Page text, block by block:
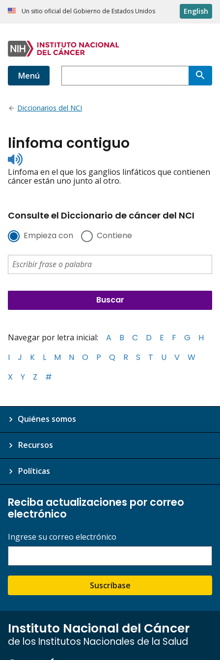
Un sitio oficial del Gobierno de Estados Unidos English
Menú
Diccionarios del NCI
linfoma contiguo
Listen
to
pronunciation
Linfoma en el que los ganglios linfáticos que contienen
cáncer están uno junto al otro.
Consulte el Diccionario de cáncer del NCI
Empieza con Contiene
Navegar por letra inicial: A B C D E F G
H
I
J K L M N O P Q R S T U V
W
X
Y Z #
Quiénes somos
Recursos
Políticas
Reciba actualizaciones por correo
electrónico
Ingrese su correo electrónico
Suscríbase
Instituto Nacional del Cáncer
de los Institutos Nacionales de la Salud